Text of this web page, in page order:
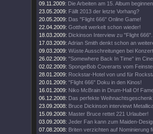
09.11.2009: Die Arbeiten am 15. Album
23.05.2009: Fällt 2013 der letzte Vorhang?
20.05.2009: Das "Flight 666" Online Game!
22.04.2009: Gottheit werkelt schon wieder!
18.03.2009: Dickinson Interview zu "Flight 666".
17.03.2009: Adrian Smith denkt schon an
09.03.2009: Wüste Ausschreitungen bei
26.02.2009: "Somewhere Back In Time" im
02.02.2009: SpongeBob Coverarts vom
28.01.2009: Rockstar-Hotel von und für
20.01.2009: "Flight 666" Doku in den Kinos!
16.01.2009: Niko McBrain in Drum-Hall Of
06.12.2008: Das perfekte
23.09.2008: Bruce Dickinson interviewt
15.09.2008: Master Bruce rettet 221 Urlauber!
03.09.2008: Jeder Fan kann zum Maiden-
07.08.2008: Briten verzichten auf Nominierung